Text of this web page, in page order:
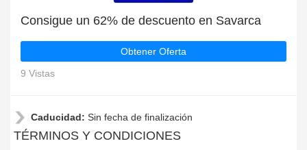
Consigue un 62% de descuento en Savarca
Obtener Oferta
9 Vistas
Caducidad: Sin fecha de finalización
TÉRMINOS Y CONDICIONES